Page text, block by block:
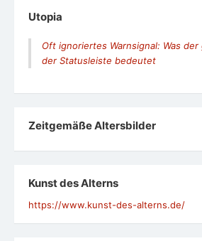
Utopia
Oft ignoriertes Warnsignal: Was
der Statusleiste bedeutet
Zeit­ge­mäße Alters­bil­der
Kunst des Alterns
https://www.kunst-des-alterns.de/